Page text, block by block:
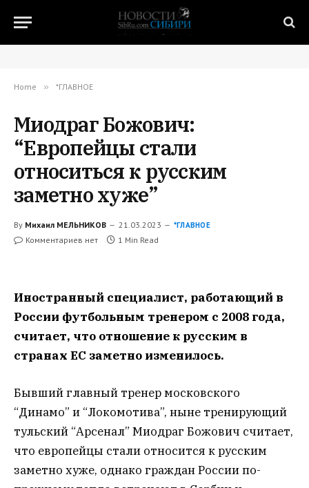
Home » *ГЛАВНОЕ
Миодраг Божович:
“Европейцы стали
относиться к русским
заметно хуже”
By Михаил МЕЛЬНИКОВ 21.03.2023 *ГЛАВНОЕ
Комментариев нет 1 Min Read
Иностранный специалист, работающий в
России футбольным тренером с 2008 года,
считает, что отношение к русским в
странах ЕС заметно изменилось.
Бывший главный тренер московского
“Динамо” и “Локомотива”, ныне тренирующий
тульский “Арсенал” Миодраг Божович считает,
что европейцы стали относится к русским
заметно хуже, однако граждан России по-